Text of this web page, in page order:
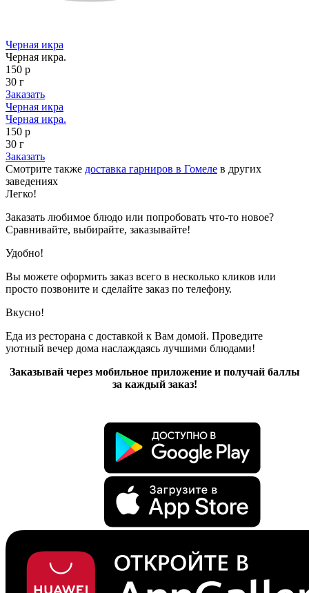
Черная икра
Черная икра.
150 р
30 г
Заказать
Черная икра
Черная икра.
150 р
30 г
Заказать
Смотрите также доставка гарниров в Гомеле в других
заведениях
Легко!
Заказать любимое блюдо или попробовать что-то новое?
Сравнивайте, выбирайте, заказывайте!
Удобно!
Вы можете оформить заказ всего в несколько кликов или
просто позвоните и сделайте заказ по телефону.
Вкусно!
Еда из ресторана с доставкой к Вам домой. Проведите
уютный вечер дома наслаждаясь лучшими блюдами!
Заказывай через мобильное приложение и получай баллы
за каждый заказ!